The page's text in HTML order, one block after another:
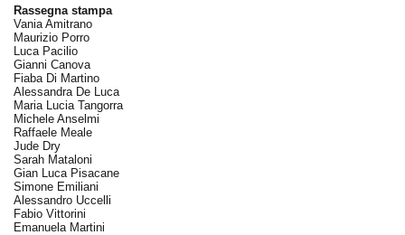
Rassegna stampa
Vania Amitrano
Maurizio Porro
Luca Pacilio
Gianni Canova
Fiaba Di Martino
Alessandra De Luca
Maria Lucia Tangorra
Michele Anselmi
Raffaele Meale
Jude Dry
Sarah Mataloni
Gian Luca Pisacane
Simone Emiliani
Alessandro Uccelli
Fabio Vittorini
Emanuela Martini